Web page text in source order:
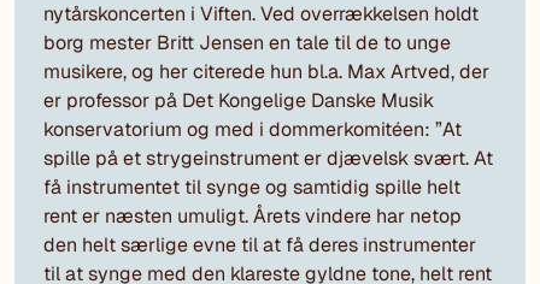
nytårskoncerten i Viften. Ved overrækkelsen holdt
borg mester Britt Jensen en tale til de to unge
musikere, og her citerede hun bl.a. Max Artved, der
er professor på Det Kongelige Danske Musik
konservatorium og med i dommerkomitéen: ”At
spille på et strygeinstrument er djævelsk svært. At
få instrumentet til synge og samtidig spille helt
rent er næsten umuligt. Årets vindere har netop
den helt særlige evne til at få deres instrumenter
til at synge med den klareste gyldne tone, helt rent